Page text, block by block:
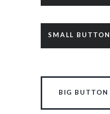
SMALL BUTTON
BIG BUTTON